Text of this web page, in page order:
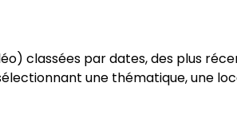
classées par dates, des plus
une thématique, une